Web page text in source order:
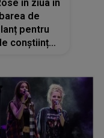
în ziua în
de
pentru
conștiință